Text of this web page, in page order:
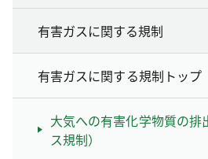
有害ガスに関する規制
有害ガスに関する規制トップ
大気への有害化学物質の排
ス規制）